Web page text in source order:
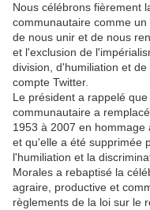
Nous célébrons fièrement
communautaire comme
de nous unir et de nous
et l'exclusion de
division, d'humiliation et
compte Twitter.
Le président a rappelé
communautaire a
1953 à 2007 en hommage
et qu'elle a été supprimée
l'humiliation et la
Morales a rebaptisé la
agraire, productive et
règlements de la loi sur le